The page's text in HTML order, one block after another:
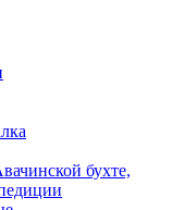
бухте,